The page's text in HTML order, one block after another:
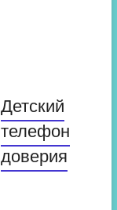
Детский
телефон
доверия